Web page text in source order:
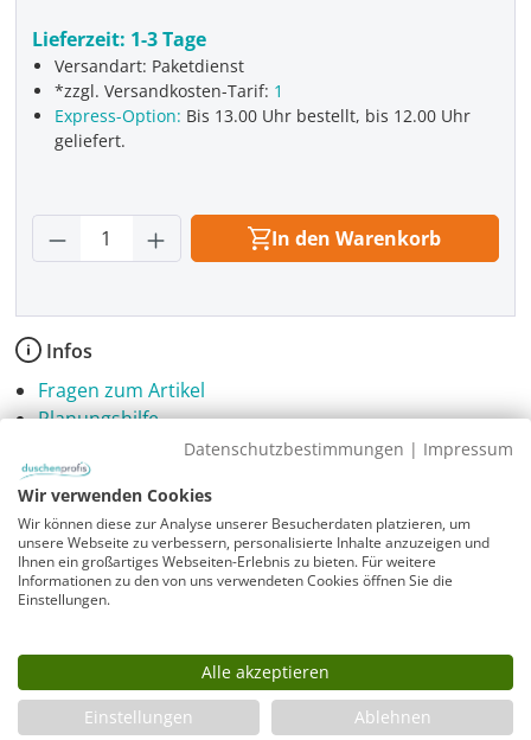
Lieferzeit: 1-3 Tage
Versandart: Paketdienst
*zzgl. Versandkosten-Tarif: 1
Express-Option: Bis 13.00 Uhr bestellt, bis 12.00 Uhr
geliefert.
Produkt Anzahl: Gib den gewünschten
In den Warenkorb
Infos
Fragen zum Artikel
Planungshilfe
3 Jahre Garantie & Ersatzteilservice
Sicherheitshinweise
Download PDF
Datenschutzbestimmungen | Impressum
Wir verwenden Cookies
Wir können diese zur Analyse unserer Besucherdaten platzieren, um
unsere Webseite zu verbessern, personalisierte Inhalte anzuzeigen und
Ihnen ein großartiges Webseiten-Erlebnis zu bieten. Für weitere
Informationen zu den von uns verwendeten Cookies öffnen Sie die
Einstellungen.
Alle akzeptieren
Einstellungen
Ablehnen